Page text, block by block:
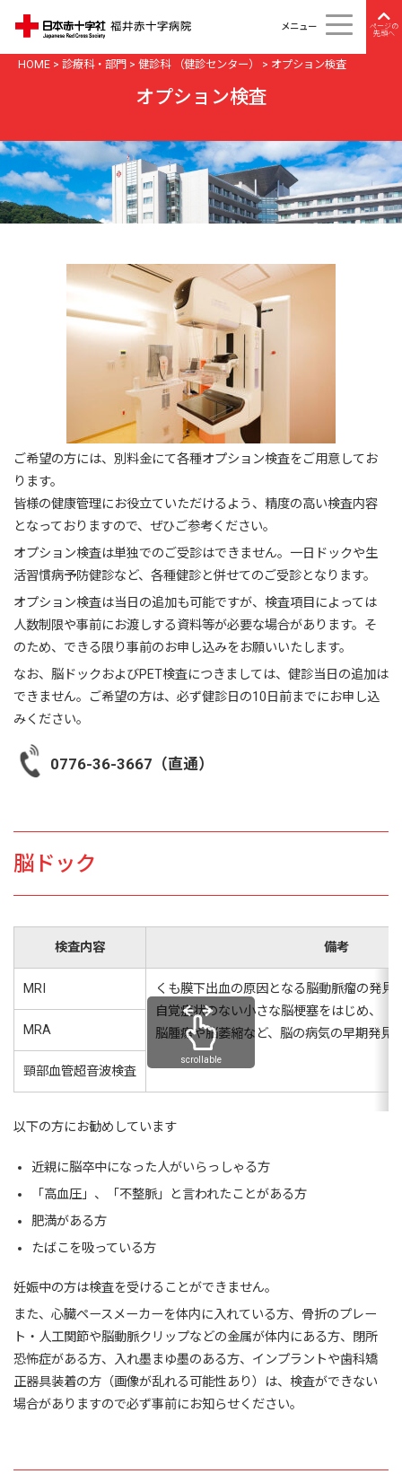
メニュー
ページの
先頭へ
HOME > 診療科・部門 > 健診科 （健診センター） > オプション検査
オプション検査
ご希望の方には、別料金にて各種オプション検査をご用意してお
ります。
皆様の健康管理にお役立ていただけるよう、精度の高い検査内容
となっておりますので、ぜひご参考ください。
オプション検査は単独でのご受診はできません。一日ドックや生
活習慣病予防健診など、各種健診と併せてのご受診となります。
オプション検査は当日の追加も可能ですが、検査項目によっては
人数制限や事前にお渡しする資料等が必要な場合があります。そ
のため、できる限り事前のお申し込みをお願いいたします。
なお、脳ドックおよびPET検査につきましては、健診当日の追加は
できません。ご希望の方は、必ず健診日の10日前までにお申し込
みください。
0776-36-3667（直通）
脳ドック
検査内容 備考
MRI
くも膜下出血の原因となる脳動脈瘤の発見
自覚症状のない小さな脳梗塞をはじめ、
脳腫瘍や脳萎縮など、脳の病気の早期発見
MRA
頸部血管超音波検査
scrollable
以下の方にお勧めしています
近親に脳卒中になった人がいらっしゃる方
「高血圧」、「不整脈」と言われたことがある方
肥満がある方
たばこを吸っている方
妊娠中の方は検査を受けることができません。
また、心臓ペースメーカーを体内に入れている方、骨折のプレー
ト・人工関節や脳動脈クリップなどの金属が体内にある方、閉所
恐怖症がある方、入れ墨まゆ墨のある方、インプラントや歯科矯
正器具装着の方（画像が乱れる可能性あり）は、検査ができない
場合がありますので必ず事前にお知らせください。